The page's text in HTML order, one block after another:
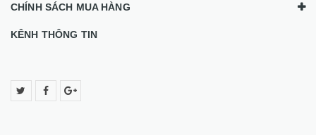
CHÍNH SÁCH MUA HÀNG
KÊNH THÔNG TIN